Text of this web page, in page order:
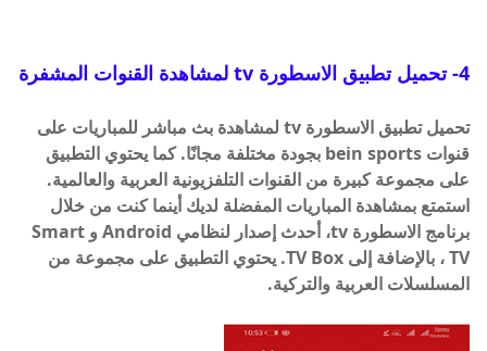
4- تحميل تطبيق الاسطورة tv لمشاهدة القنوات المشفرة
تحميل تطبيق الاسطورة tv لمشاهدة بث مباشر للمباريات على
قنوات bein sports بجودة مختلفة مجانًا. كما يحتوي التطبيق
على مجموعة كبيرة من القنوات التلفزيونية العربية والعالمية.
استمتع بمشاهدة المباريات المفضلة لديك أينما كنت من خلال
برنامج الاسطورة tv، أحدث إصدار لنظامي Android و Smart
TV ، بالإضافة إلى TV Box. يحتوي التطبيق على مجموعة من
المسلسلات العربية والتركية.